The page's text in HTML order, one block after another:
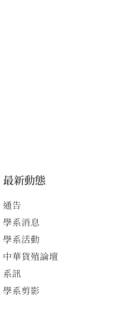
最新動態
通告
學系消息
學系活動
中華貨殖論壇
系訊
學系剪影